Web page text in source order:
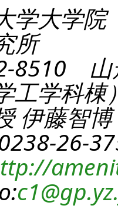
学大学
所
8510 山
工学科棟
伊藤智博
26-
c1